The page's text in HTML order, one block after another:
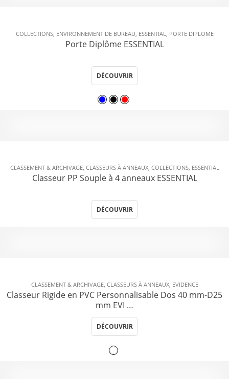
COLLECTIONS, ENVIRONNEMENT DE BUREAU, ESSENTIAL, PORTE DIPLOME
Porte Diplôme ESSENTIAL
DÉCOUVRIR
CLASSEMENT & ARCHIVAGE, CLASSEURS À ANNEAUX, COLLECTIONS, ESSENTIAL
Classeur PP Souple à 4 anneaux ESSENTIAL
DÉCOUVRIR
CLASSEMENT & ARCHIVAGE, CLASSEURS À ANNEAUX, EVIDENCE
Classeur Rigide en PVC Personnalisable Dos 40 mm-D25
mm EVI …
DÉCOUVRIR